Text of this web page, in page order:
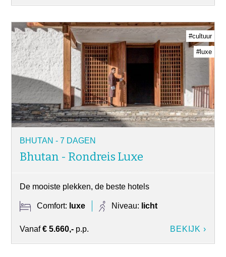
#cultuur
#luxe
BHUTAN - 7 DAGEN
Bhutan - Rondreis Luxe
De mooiste plekken, de beste hotels
Comfort: luxe Niveau: licht
Vanaf€ 5.660,- p.p. BEKIJK ›